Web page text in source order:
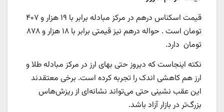
قیمت اسکناس درهم در مرکز مبادله برابر با ۱۹ هزار و ۴۰۷
تومان است . حواله درهم نیز قیمتی برابر با ۱۸ هزار و ۸۷۸
تومان دارد.
نکته اینجاست که دیروز حتی بهای ارز در مرکز مبادله طلا و
ارز هم کاهشی اندک را تجربه کرده است. برخی معتقدند
این عقب نشینی حتی می‌تواند نشانه‌ای از ریزش‌هاس
بزرگ‌تر در بازار آزاد باشد.